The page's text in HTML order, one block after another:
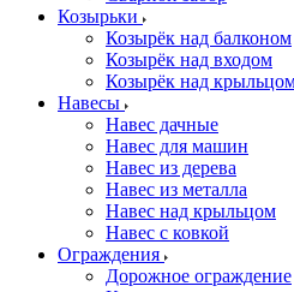
Козырьки
Козырёк над балконом
Козырёк над входом
Козырёк над
Навесы
Навес дачные
Навес для машин
Навес из дерева
Навес из металла
Навес над крыльцом
Навес с ковкой
Ограждения
Дорожное ограждение